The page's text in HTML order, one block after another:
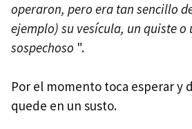
operaron, pero era tan sencillo
ejemplo) su vesícula, un quiste o
sospechoso ".
Por el momento toca esperar y
quede en un susto.